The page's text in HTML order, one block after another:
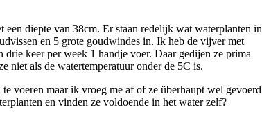
diepte van 38cm. Er staan redelijk wat waterplanten in
en 5 grote goudwindes in. Ik heb de vijver met
drie keer per week 1 handje voer. Daar gedijen ze prima
niet als de watertemperatuur onder de 5C is.
voeren maar ik vroeg me af of ze überhaupt wel gevoerd
en vinden ze voldoende in het water zelf?